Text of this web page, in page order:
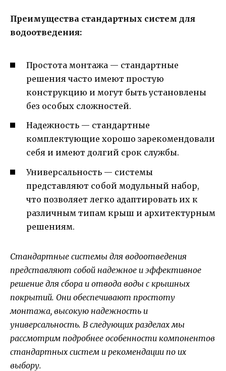
Преимущества стандартных систем для
водоотведения:
Простота монтажа — стандартные
решения часто имеют простую
конструкцию и могут быть установлены
без особых сложностей.
Надежность — стандартные
комплектующие хорошо зарекомендовали
себя и имеют долгий срок службы.
Универсальность — системы
представляют собой модульный набор,
что позволяет легко адаптировать их к
различным типам крыш и архитектурным
решениям.
Стандартные системы для водоотведения
представляют собой надежное и эффективное
решение для сбора и отвода воды с крышных
покрытий. Они обеспечивают простоту
монтажа, высокую надежность и
универсальность. В следующих разделах мы
рассмотрим подробнее особенности компонентов
стандартных систем и рекомендации по их
выбору.